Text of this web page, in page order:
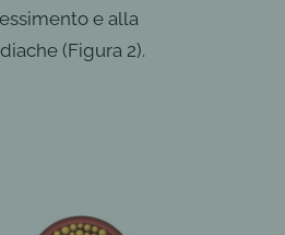
e alla
(Figura 2).